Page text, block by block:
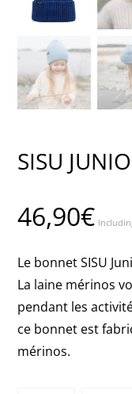
SISU
46,90€
Le bonnet SISU
La laine mérinos
pendant les
ce bonnet est
mérinos.